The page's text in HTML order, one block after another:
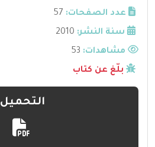
عدد الصفحات: 57
سنة النشر: 2010
مشاهدات:
بلّغ عن كتاب
التحميل